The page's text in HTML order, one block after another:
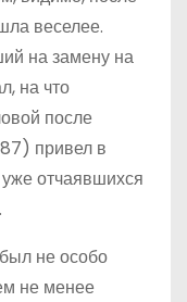
веселее.
на замену на
на что
после
привел в
отчаявшихся
не особо
не менее